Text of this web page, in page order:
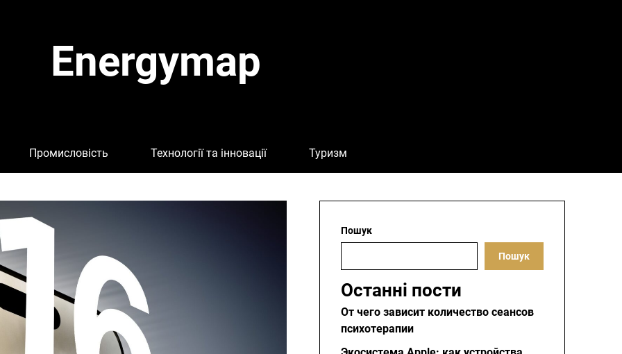
Energymap
Промисловість Технології та інновації Туризм
Пошук
Пошук
Останні пости
От чего зависит количество сеансов
психотерапии